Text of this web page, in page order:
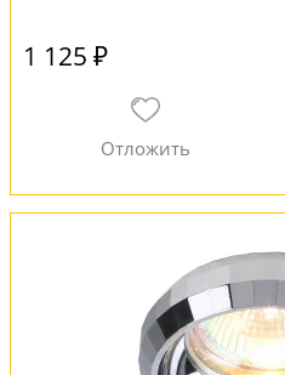
1 125 ₽